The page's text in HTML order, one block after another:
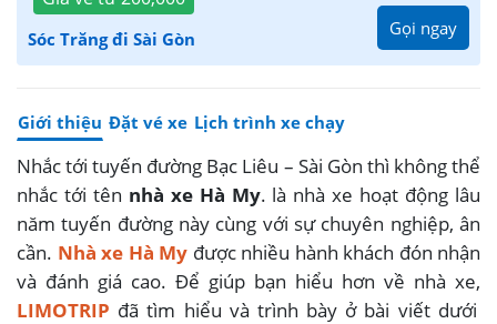
Sóc Trăng đi Sài Gòn Gọi ngay
Giới thiệu Đặt vé xe Lịch trình xe chạy
Nhắc tới tuyến đường Bạc Liêu – Sài Gòn thì không thể
nhắc tới tên nhà xe Hà My. là nhà xe hoạt động lâu
năm tuyến đường này cùng với sự chuyên nghiệp, ân
cần. Nhà xe Hà My được nhiều hành khách đón nhận
và đánh giá cao. Để giúp bạn hiểu hơn về nhà xe,
LIMOTRIP đã tìm hiểu và trình bày ở bài viết dưới